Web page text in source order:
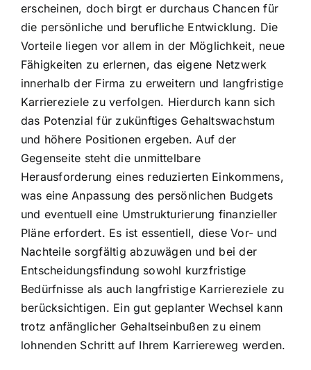
erscheinen, doch birgt er durchaus Chancen für
die persönliche und berufliche Entwicklung. Die
Vorteile liegen vor allem in der Möglichkeit, neue
Fähigkeiten zu erlernen, das eigene Netzwerk
innerhalb der Firma zu erweitern und langfristige
Karriereziele zu verfolgen. Hierdurch kann sich
das Potenzial für zukünftiges Gehaltswachstum
und höhere Positionen ergeben. Auf der
Gegenseite steht die unmittelbare
Herausforderung eines reduzierten Einkommens,
was eine Anpassung des persönlichen Budgets
und eventuell eine Umstrukturierung finanzieller
Pläne erfordert. Es ist essentiell, diese Vor- und
Nachteile sorgfältig abzuwägen und bei der
Entscheidungsfindung sowohl kurzfristige
Bedürfnisse als auch langfristige Karriereziele zu
berücksichtigen. Ein gut geplanter Wechsel kann
trotz anfänglicher Gehaltseinbußen zu einem
lohnenden Schritt auf Ihrem Karriereweg werden.